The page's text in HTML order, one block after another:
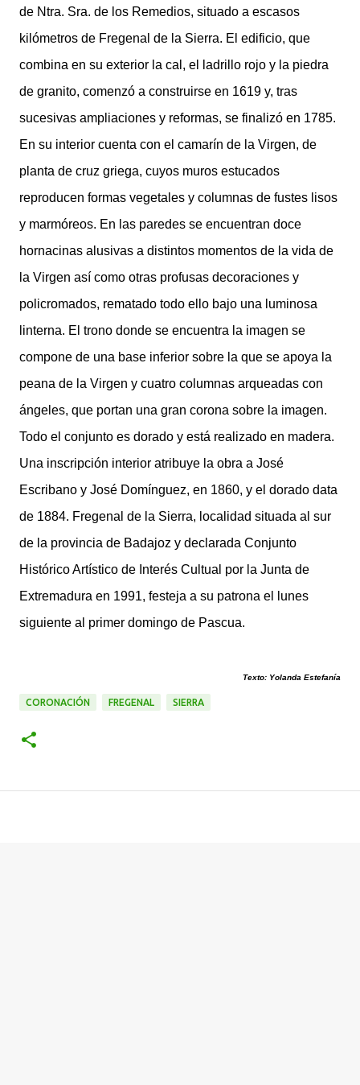
de Ntra. Sra. de los Remedios, situado a escasos
kilómetros de Fregenal de la Sierra. El edificio, que
combina en su exterior la cal, el ladrillo rojo y la piedra
de granito, comenzó a construirse en 1619 y, tras
sucesivas ampliaciones y reformas, se finalizó en 1785.
En su interior cuenta con el camarín de la Virgen, de
planta de cruz griega, cuyos muros estucados
reproducen formas vegetales y columnas de fustes lisos
y marmóreos. En las paredes se encuentran doce
hornacinas alusivas a distintos momentos de la vida de
la Virgen así como otras profusas decoraciones y
policromados, rematado todo ello bajo una luminosa
linterna. El trono donde se encuentra la imagen se
compone de una base inferior sobre la que se apoya la
peana de la Virgen y cuatro columnas arqueadas con
ángeles, que portan una gran corona sobre la imagen.
Todo el conjunto es dorado y está realizado en madera.
Una inscripción interior atribuye la obra a José
Escribano y José Domínguez, en 1860, y el dorado data
de 1884. Fregenal de la Sierra, localidad situada al sur
de la provincia de Badajoz y declarada Conjunto
Histórico Artístico de Interés Cultual por la Junta de
Extremadura en 1991, festeja a su patrona el lunes
siguiente al primer domingo de Pascua.
Texto: Yolanda Estefanía
CORONACIÓN FREGENAL SIERRA